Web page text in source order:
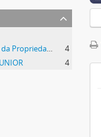
INPI - Instituto Nacional da Propriedade Industrial
4
4